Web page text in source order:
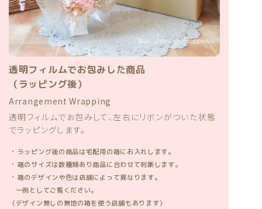
透明フィルムでお包みした商品
（ラッピング後）
Arrangement Wrapping
透明フィルムでお包みして、左右にリボンがついた状態
でラッピングします。
・ ラッピング後の商品は宅配用の箱にお入れします。
・ 箱のサイズは数種類あり商品に合わせて判断します。
・ 箱のデザインや色は店舗によって異なります。
一例としてご覧ください。
（デザイン無しの無地の箱を使う店舗もあります）